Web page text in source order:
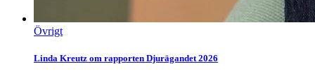
Övrigt
Linda Kreutz om rapporten Djurägandet 2026